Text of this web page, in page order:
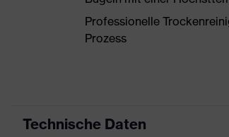
Professionelle
Prozess
Technische Daten